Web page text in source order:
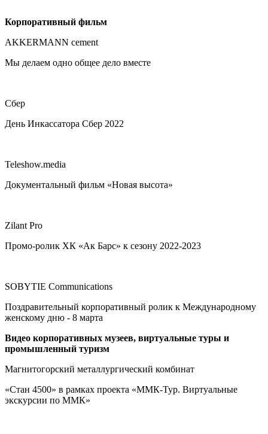
Корпоративный фильм
AKKERMANN cement
Мы делаем одно общее дело вместе
Сбер
День Инкассатора Сбер 2022
Teleshow.media
Документальный фильм «Новая высота»
Zilant Pro
Промо-ролик ХК «Ак Барс» к сезону 2022-2023
SOBYTIE Communications
Поздравительный корпоративный ролик к Международному
женскому дню - 8 марта
Видео корпоративных музеев, виртуальные туры и
промышленный туризм
Магнитогорский металлургический комбинат
«Стан 4500» в рамках проекта «ММК-Тур. Виртуальные
экскурсии по ММК»